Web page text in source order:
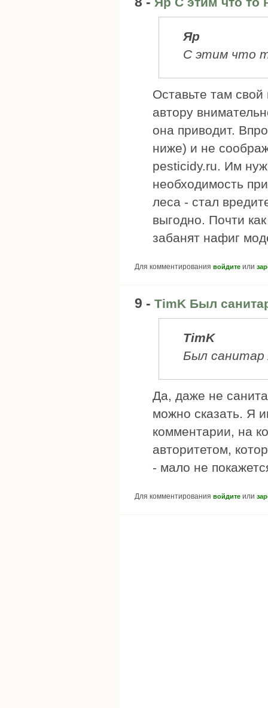
Яр
С этим что
Оставьте там
автору
она приводит.
ниже) и не
pesticidy.ru. Им
необходимость
леса - стал
выгодно. Почти
забанят нафиг
Для комментирования войдите или
9 - TimK Был
TimK
Был санитар
Да, даже не
можно сказать. Я
комментарии, на
авторитетом,
- мало не
Для комментирования войдите или